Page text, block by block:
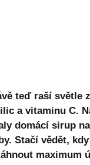
teď raší světle
a vitaminu C.
domácí sirup
Stačí vědět,
maximum